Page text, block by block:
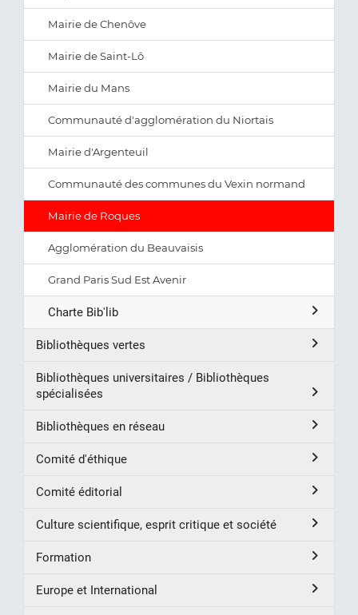
Mairie de Chenôve
Mairie de Saint-Lô
Mairie du Mans
Communauté d'agglomération du Niortais
Mairie d'Argenteuil
Communauté des communes du Vexin normand
Mairie de Roques
Agglomération du Beauvaisis
Grand Paris Sud Est Avenir
Charte Bib'lib
Bibliothèques vertes
Bibliothèques universitaires / Bibliothèques
spécialisées
Bibliothèques en réseau
Comité d'éthique
Comité éditorial
Culture scientifique, esprit critique et société
Formation
Europe et International